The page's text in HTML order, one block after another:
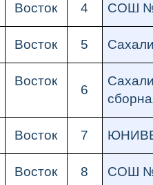
Восток 4 СОШ №
Восток 5
Восток
6
Восток 7
Восток 8 СОШ №